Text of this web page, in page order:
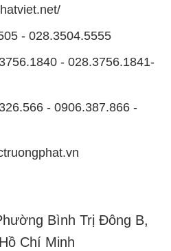
- 028.3504.5555
- 028.3756.1841-
- 0906.387.866 -
Bình Trị Đông B,
Chí Minh